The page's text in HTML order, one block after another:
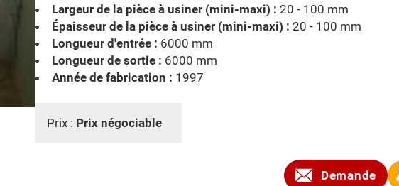
Largeur de la pièce à usiner (mini-maxi) : 20 - 100 mm
Épaisseur de la pièce à usiner (mini-maxi) : 20 - 100 mm
Longueur d'entrée : 6000 mm
Longueur de sortie : 6000 mm
Année de fabrication : 1997
Prix : Prix négociable
Demande